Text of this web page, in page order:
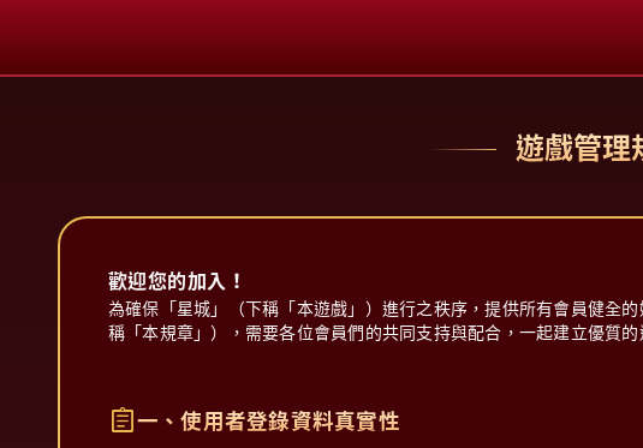
遊戲管理
歡迎您的加入！
為確保「星城」（下稱「本遊戲」）進行之秩序，提供所有會員健全
稱「本規章」），需要各位會員們的共同支持與配合，一起建立優質的
assignment一、使用者登錄資料真實性